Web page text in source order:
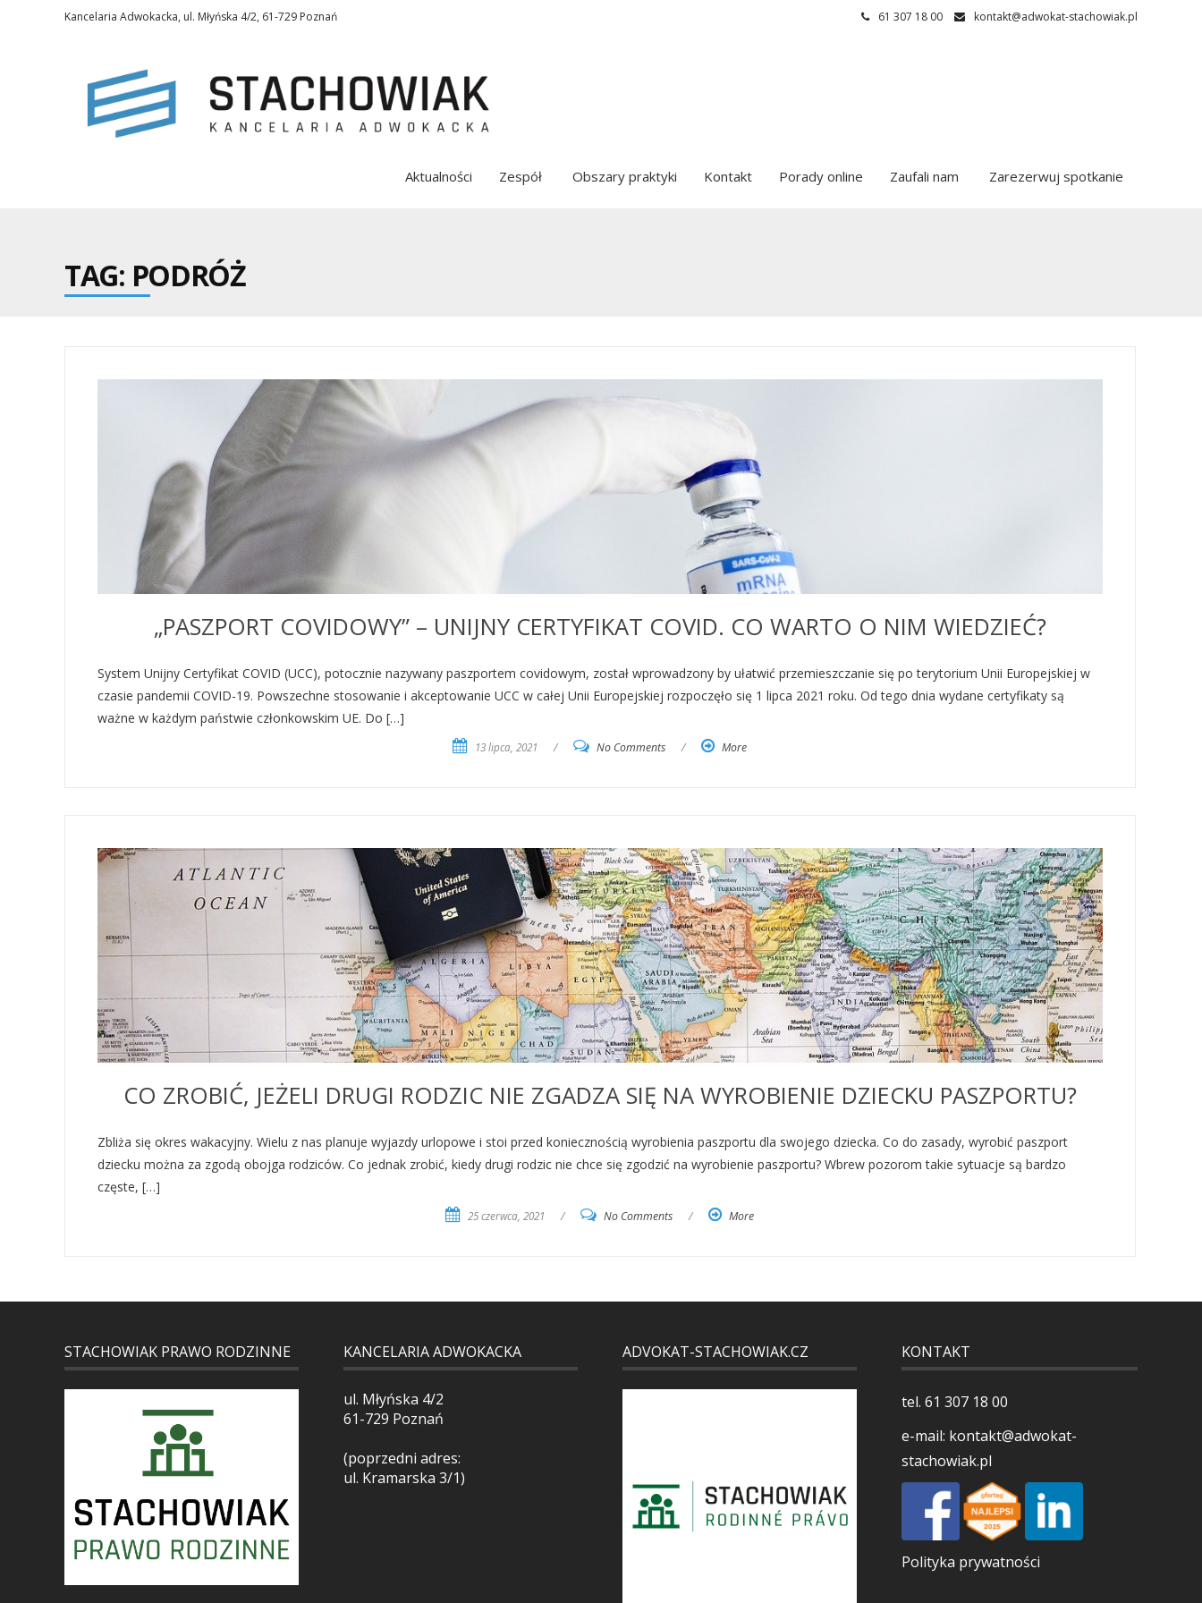
Kancelaria Adwokacka, ul. Młyńska 4/2, 61-729 Poznań 61 307 18 00 kontakt@adwokat-stachowiak.pl
Aktualności Zespół Obszary praktyki Kontakt Porady online Zaufali nam Zarezerwuj spotkanie
TAG: PODRÓŻ
„PASZPORT COVIDOWY” – UNIJNY CERTYFIKAT COVID. CO WARTO O NIM WIEDZIEĆ?
System Unijny Certyfikat COVID (UCC), potocznie nazywany paszportem covidowym, został wprowadzony by ułatwić przemieszczanie się po terytorium Unii Europejskiej w
czasie pandemii COVID-19. Powszechne stosowanie i akceptowanie UCC w całej Unii Europejskiej rozpoczęło się 1 lipca 2021 roku. Od tego dnia wydane certyfikaty są
ważne w każdym państwie członkowskim UE. Do […]
13 lipca, 2021 / No Comments / More
CO ZROBIĆ, JEŻELI DRUGI RODZIC NIE ZGADZA SIĘ NA WYROBIENIE DZIECKU PASZPORTU?
Zbliża się okres wakacyjny. Wielu z nas planuje wyjazdy urlopowe i stoi przed koniecznością wyrobienia paszportu dla swojego dziecka. Co do zasady, wyrobić paszport
dziecku można za zgodą obojga rodziców. Co jednak zrobić, kiedy drugi rodzic nie chce się zgodzić na wyrobienie paszportu? Wbrew pozorom takie sytuacje są bardzo
częste, […]
25 czerwca, 2021 / No Comments / More
STACHOWIAK PRAWO RODZINNE KANCELARIA ADWOKACKA
ul. Młyńska 4/2
61-729 Poznań
(poprzedni adres:
ul. Kramarska 3/1)
ADVOKAT-STACHOWIAK.CZ KONTAKT
tel. 61 307 18 00
e-mail: kontakt@adwokat-
stachowiak.pl
Polityka prywatności